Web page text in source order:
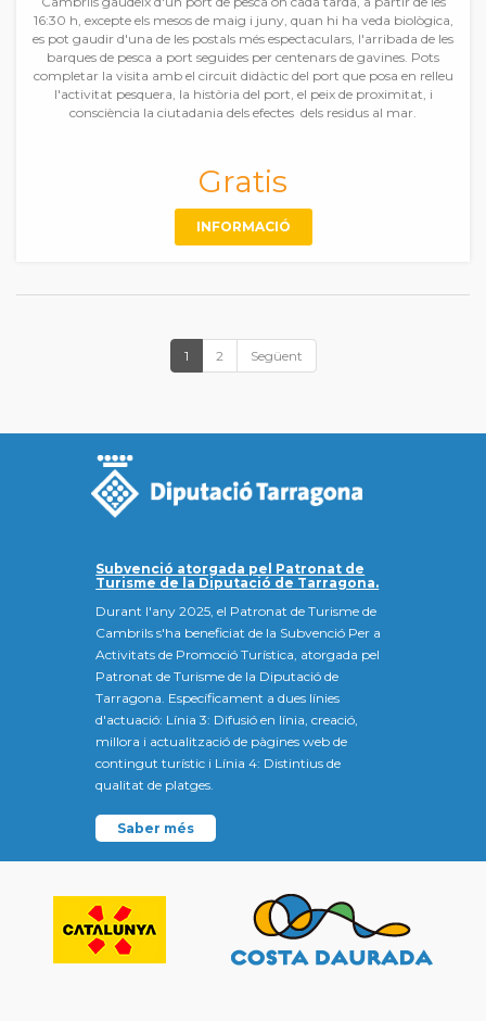
16:30 h, excepte els mesos de maig i juny, quan hi ha veda biològica,
es pot gaudir d'una de les postals més espectaculars, l'arribada de les
barques de pesca a port seguides per centenars de gavines. Pots
completar la visita amb el circuit didàctic del port que posa en relleu
l'activitat pesquera, la història del port, el peix de proximitat, i
consciència la ciutadania dels efectes dels residus al mar.
Gratis
INFORMACIÓ
1 2 Següent
Subvenció atorgada pel Patronat de
Turisme de la Diputació de Tarragona.
Durant l'any 2025, el Patronat de Turisme de
Cambrils s'ha beneficiat de la Subvenció Per a
Activitats de Promoció Turística, atorgada pel
Patronat de Turisme de la Diputació de
Tarragona. Específicament a dues línies
d'actuació: Línia 3: Difusió en línia, creació,
millora i actualització de pàgines web de
contingut turístic i Línia 4: Distintius de
qualitat de platges.
Saber més